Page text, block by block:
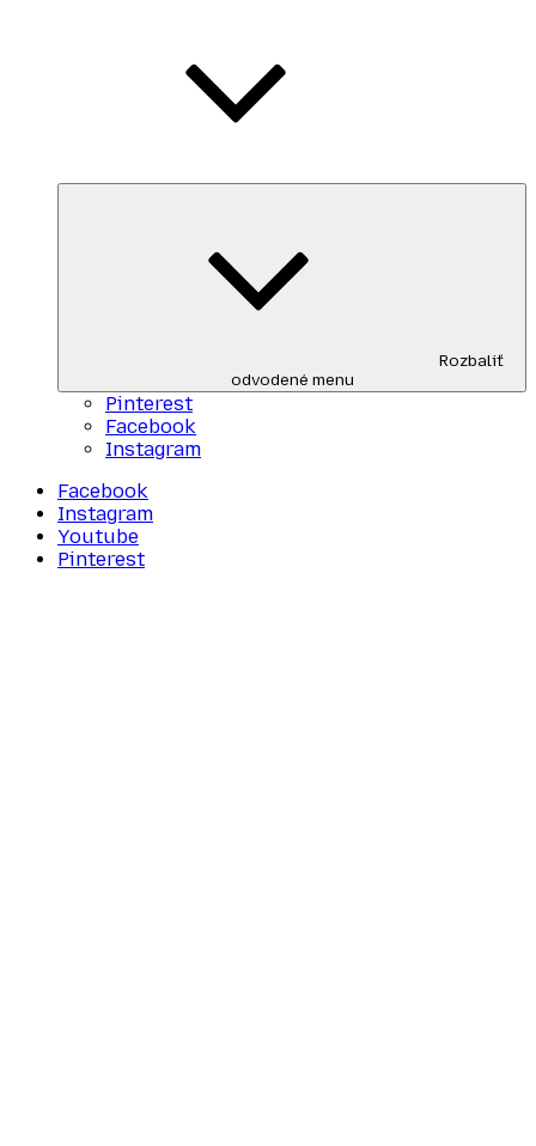
Rozbaliť
odvodené menu
Pinterest
Facebook
Instagram
Facebook
Instagram
Youtube
Pinterest